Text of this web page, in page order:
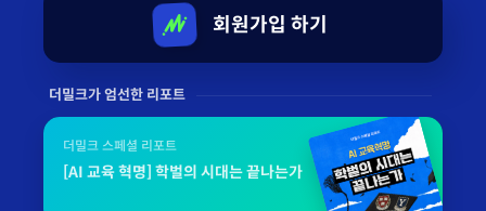
회원가입 하기
더밀크가 엄선한 리포트
더밀크 스페셜 리포트
[AI 교육 혁명] 학벌의 시대는 끝나는가